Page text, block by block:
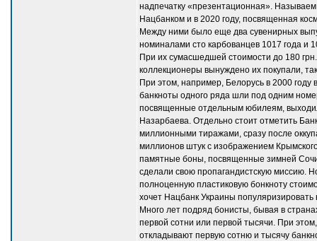
надпечатку «презентационная».
Нацбанком и в 2020 году, посвященная
Между ними было еще два сувенирных
номиналами сто карбованцев 1017 года и
При их сумасшедшей стоимости до 180
коллекционеры вынуждено их покупали,
При этом, например, Белорусь в 2000 году
банкноты одного ряда шли под одним
посвященные отдельным юбилеям,
Назарбаева. Отдельно стоит отметить
миллионными тиражами, сразу после
миллионов штук с изображением
памятные боны, посвященные зимней
сделали свою пропагандистскую миссию.
полноценную пластиковую бонкноту
хочет Нацбанк Украины
Много лет подряд бонисты, бывая в
первой сотни или первой тысячи. При
откладывают первую сотню и тысячу